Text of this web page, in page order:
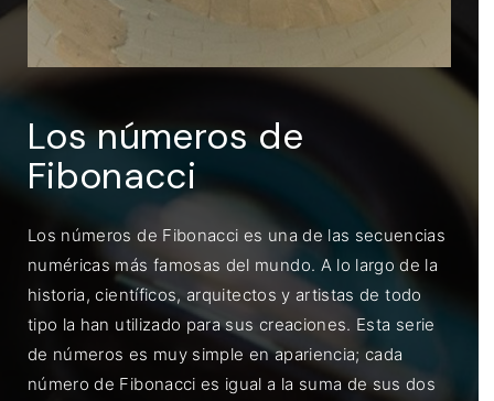
Los números de
Fibonacci
Los números de Fibonacci es una de las secuencias
numéricas más famosas del mundo. A lo largo de la
historia, científicos, arquitectos y artistas de todo
tipo la han utilizado para sus creaciones. Esta serie
de números es muy simple en apariencia; cada
número de Fibonacci es igual a la suma de sus dos